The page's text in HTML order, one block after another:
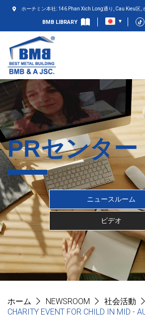
ホーチミン本社: 146 Phan Xich Long通り, Cau Kieu区,
BMB LIBRARY
PRセンター
ニュースルーム
ビデオ
ホーム NEWSROOM
社会活動
CHARITY EVENT FOR CHILD IN MID -